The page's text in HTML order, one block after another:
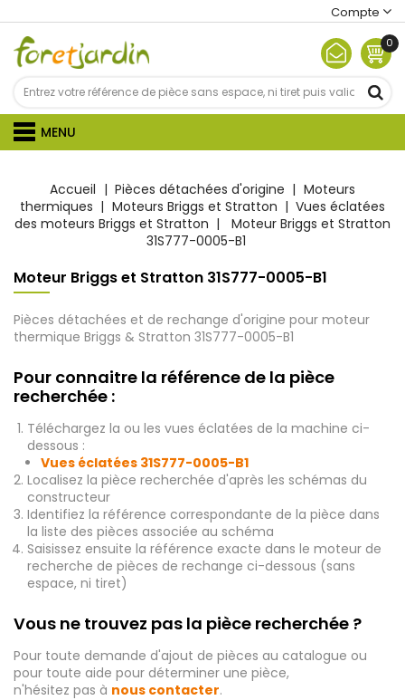
Compte
0
MENU
Accueil Pièces détachées d'origine
Moteurs
thermiques
Moteurs Briggs et Stratton
Vues éclatées
des moteurs Briggs et Stratton
Moteur Briggs et Stratton
31S777-0005-B1
Moteur Briggs et Stratton 31S777-0005-B1
Pièces détachées et de rechange d'origine pour moteur
thermique Briggs & Stratton 31S777-0005-B1
Pour connaitre la référence de la pièce
recherchée :
Téléchargez la ou les vues éclatées de la machine ci-
dessous :
Vues éclatées 31S777-0005-B1
Localisez la pièce recherchée d'après les schémas du
constructeur
Identifiez la référence correspondante de la pièce dans
la liste des pièces associée au schéma
Saisissez ensuite la référence exacte dans le moteur de
recherche de pièces de rechange ci-dessous (sans
espace, ni tiret)
Vous ne trouvez pas la pièce recherchée ?
Pour toute demande d'ajout de pièces au catalogue ou
pour toute aide pour déterminer une pièce,
n'hésitez pas à nous contacter.